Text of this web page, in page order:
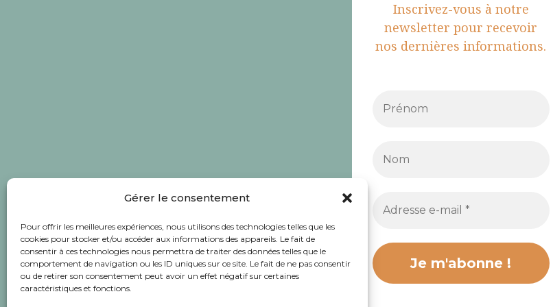
Gérer le consentement
Pour offrir les meilleures expériences, nous utilisons des technologies telles que les
cookies pour stocker et/ou accéder aux informations des appareils. Le fait de
consentir à ces technologies nous permettra de traiter des données telles que le
comportement de navigation ou les ID uniques sur ce site. Le fait de ne pas consentir
ou de retirer son consentement peut avoir un effet négatif sur certaines
caractéristiques et fonctions.
Inscrivez-vous à notre
newsletter pour recevoir
nos dernières informations.